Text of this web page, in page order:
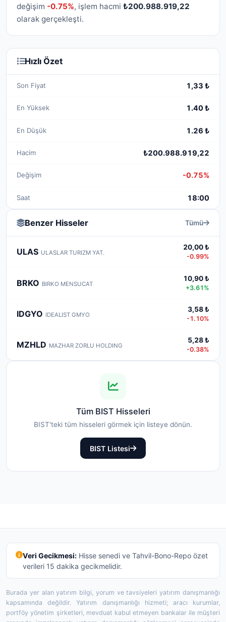
değişim -0.75%, işlem hacmi ₺200.988.919,22
olarak gerçekleşti.
Hızlı Özet
Son Fiyat 1,33 ₺
En Yüksek 1.40 ₺
En Düşük 1.26 ₺
Hacim ₺200.988.919,22
Değişim -0.75%
Saat 18:00
Benzer Hisseler Tümü
ULAS ULASLAR TURIZM YAT.
20,00 ₺
-0.99%
BRKO BIRKO MENSUCAT
10,90 ₺
+3.61%
IDGYO IDEALIST GMYO
3,58 ₺
-1.10%
MZHLD MAZHAR ZORLU HOLDING
5,28 ₺
-0.38%
Tüm BIST Hisseleri
BIST'teki tüm hisseleri görmek için listeye dönün.
BIST Listesi
Veri Gecikmesi:Hisse senedi ve Tahvil-Bono-Repo özet
verileri 15 dakika gecikmelidir.
Burada yer alan yatırım bilgi, yorum ve tavsiyeleri yatırım danışmanlığı
kapsamında değildir. Yatırım danışmanlığı hizmeti; aracı kurumlar,
portföy yönetim şirketleri, mevduat kabul etmeyen bankalar ile müşteri